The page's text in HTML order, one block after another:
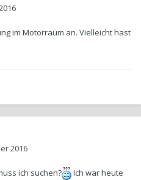
im Motorraum an. Vielleicht hast
2016
ich suchen?
Ich war heute